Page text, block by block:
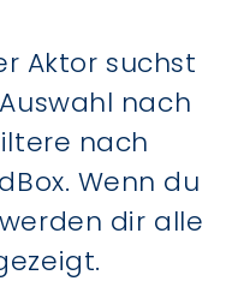
Aktor suchst
nach
nach
Wenn du
dir alle